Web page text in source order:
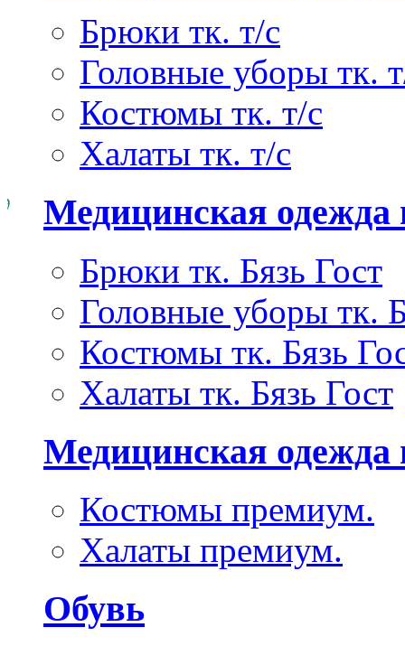
Брюки тк. т/с
Головные уборы тк.
Костюмы тк. т/с
Халаты тк. т/с
Медицинская одежда
Брюки тк. Бязь Гост
Головные уборы тк.
Костюмы тк. Бязь
Халаты тк. Бязь Гост
Медицинская одежда
Костюмы премиум.
Халаты премиум.
Обувь